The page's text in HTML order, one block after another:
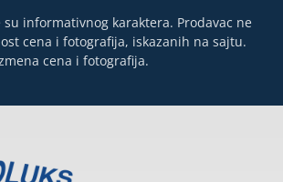
su informativnog karaktera. Prodavac ne
cena i fotografija, iskazanih na sajtu.
cena i fotografija.